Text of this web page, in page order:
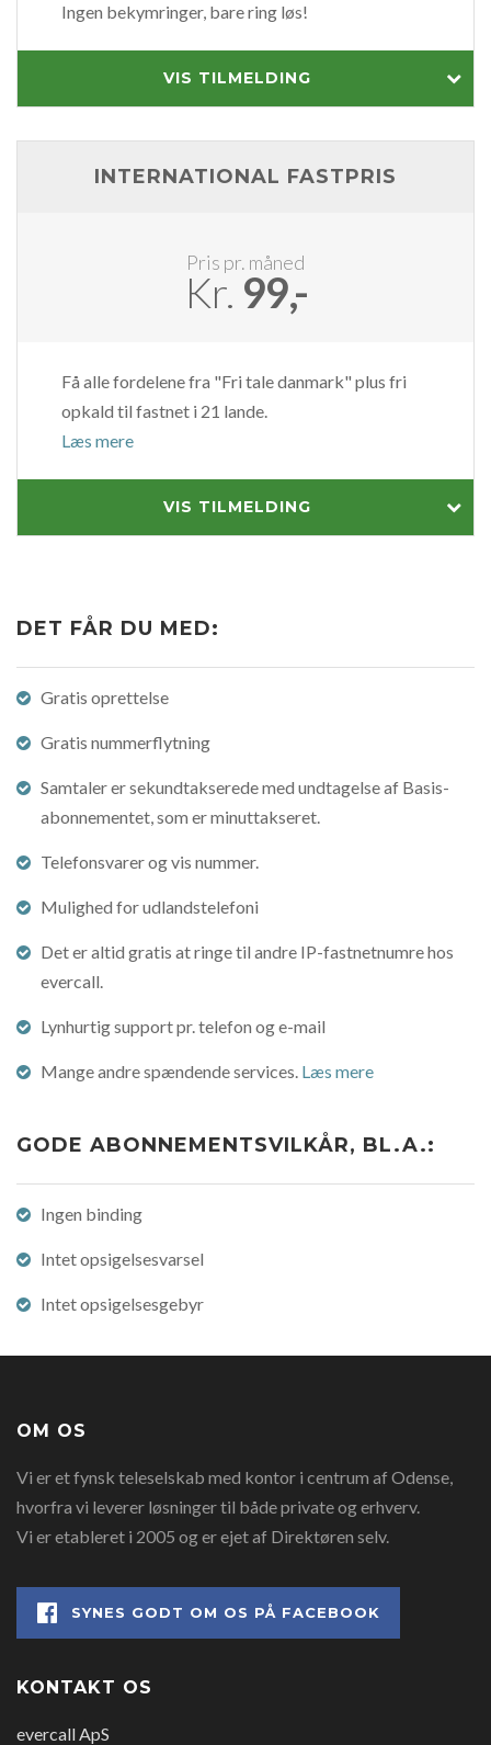
Ingen bekymringer, bare ring løs!
VIS TILMELDING
INTERNATIONAL FASTPRIS
Pris pr. måned
Kr. 99,-
Få alle fordelene fra "Fri tale danmark" plus fri
opkald til fastnet i 21 lande.
Læs mere
VIS TILMELDING
DET FÅR DU MED:
Gratis oprettelse
Gratis nummerflytning
Samtaler er sekundtakserede med undtagelse af Basis-
abonnementet, som er minuttakseret.
Telefonsvarer og vis nummer.
Mulighed for udlandstelefoni
Det er altid gratis at ringe til andre IP-fastnetnumre hos
evercall.
Lynhurtig support pr. telefon og e-mail
Mange andre spændende services. Læs mere
GODE ABONNEMENTSVILKÅR, BL.A.:
Ingen binding
Intet opsigelsesvarsel
Intet opsigelsesgebyr
OM OS
Vi er et fynsk teleselskab med kontor i centrum af Odense,
hvorfra vi leverer løsninger til både private og erhverv.
Vi er etableret i 2005 og er ejet af Direktøren selv.
SYNES GODT OM OS PÅ FACEBOOK
KONTAKT OS
evercall ApS